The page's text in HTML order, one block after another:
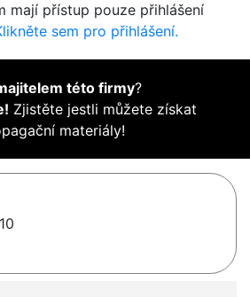
mají přístup pouze přihlášení
sem pro přihlášení.
této firmy?
Zjistěte jestli můžete získat
materiály!